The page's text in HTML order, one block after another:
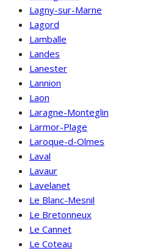
Lagny-sur-Marne
Lagord
Lamballe
Landes
Lanester
Lannion
Laon
Laragne-Monteglin
Larmor-Plage
Laroque-d-Olmes
Laval
Lavaur
Lavelanet
Le Blanc-Mesnil
Le Bretonneux
Le Cannet
Le Coteau